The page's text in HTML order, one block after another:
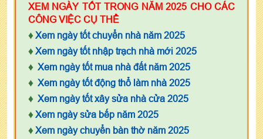
XEM NGÀY TỐT TRONG NĂM 2025 CHO CÁC
CÔNG VIỆC CỤ THỂ
♦ Xem ngày tốt chuyển nhà năm 2025
♦ Xem ngày tốt nhập trạch nhà mới 2025
♦ Xem ngày tốt mua nhà đất năm 2025
♦ Xem ngày tốt động thổ làm nhà 2025
♦ Xem ngày tốt xây sửa nhà cửa 2025
♦ Xem ngày sửa bếp năm 2025
♦ Xem ngày chuyển bàn thờ năm 2025